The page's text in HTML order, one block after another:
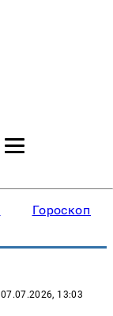
Гороскопы
07.07.2026, 13:03